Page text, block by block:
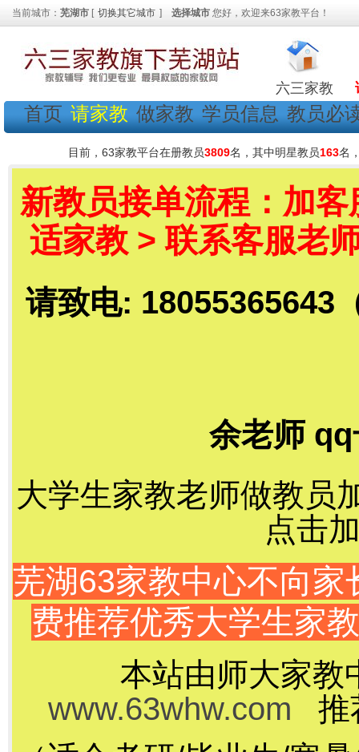
当前城市： 芜湖市 [ 切换其它城市 ] 选择城市 您好，欢迎来63家教平台！
六三家教
首页 请家教 做家教 学员信息 教员必
目前，63家教平台在册教员3809名，其中明星教员163名
新教员接单流程：加
适家教 > 联系客服老
请致电: 18055365643
余老师
大学生家教老师做教员
点击
芜湖63家教中心不向
费推荐优秀大学生家
本站由师大家教
www.63whw.com 推